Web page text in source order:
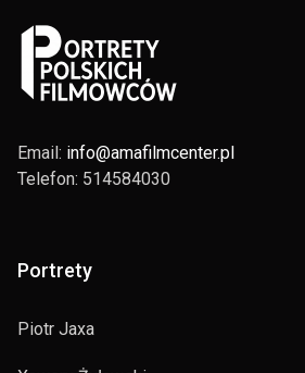
Email: info@amafilmcenter.pl
Telefon: 514584030
Portrety
Piotr Jaxa